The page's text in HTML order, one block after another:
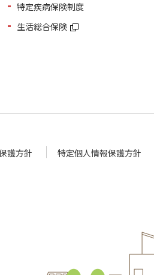
特定疾病保険制度
生活総合保険
護方針 特定個人情報保護方針